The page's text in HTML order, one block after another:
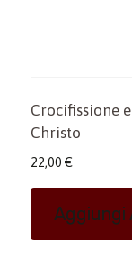
Crocifissione
Christo
22,00 €
Aggiungi